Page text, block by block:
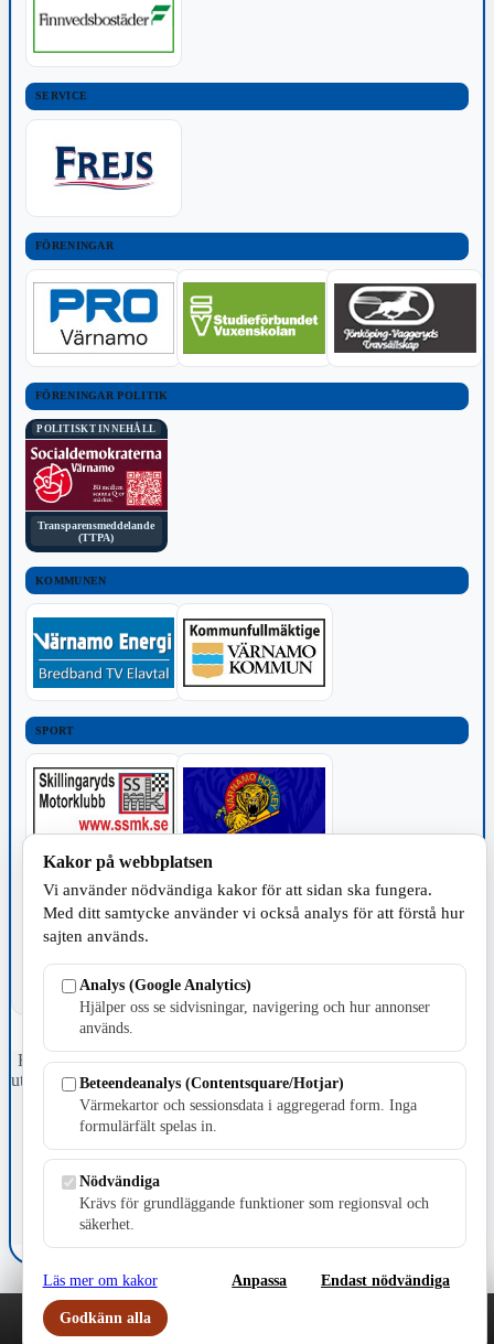
SERVICE
FÖRENINGAR
FÖRENINGAR POLITIK
POLITISKT INNEHÅLL
Transparensmeddelande
(TTPA)
KOMMUNEN
SPORT
Fristående webbtidningsföretag grundat 1991 som sedan 2002 ger
ut tidningen Skillingaryd.nu och 2010 lanserades Värnamo.nu. Från
april 2026 omfattar Skillingaryd.nu tre kommuner: Gnosjö,
Värnamo och Vaggeryds kommun.
Kontakta oss
E-post: redaktionen@skillingaryd.nu
Postadress: Gisslaköp 1, 568 92 Skillingaryd
Kakor på webbplatsen
Vi använder nödvändiga kakor för att sidan ska fungera.
Med ditt samtycke använder vi också analys för att förstå hur
sajten används.
Analys (Google Analytics)
Hjälper oss se sidvisningar, navigering och hur annonser
används.
Beteendeanalys (Contentsquare/Hotjar)
Värmekartor och sessionsdata i aggregerad form. Inga
formulärfält spelas in.
Nödvändiga
Krävs för grundläggande funktioner som regionsval och
säkerhet.
Läs mer om kakor Anpassa Endast nödvändiga
Godkänn alla